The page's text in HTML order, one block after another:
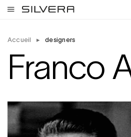
Accueil ▸ designers
Franco